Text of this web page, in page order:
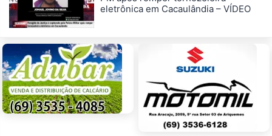
eletrônica em Cacaulândia – VÍDEO